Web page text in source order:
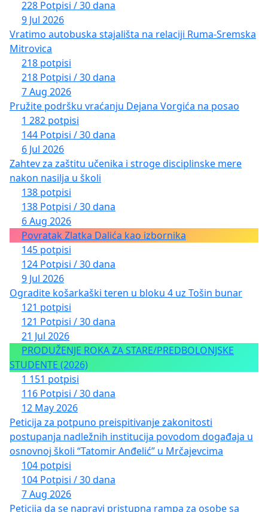
228 Potpisi / 30 dana
9 Jul 2026
Vratimo autobuska stajališta na relaciji Ruma-Sremska
Mitrovica
218 potpisi
218 Potpisi / 30 dana
7 Aug 2026
Pružite podršku vraćanju Dejana Vorgića na posao
1 282 potpisi
144 Potpisi / 30 dana
6 Jul 2026
Zahtev za zaštitu učenika i stroge disciplinske mere
nakon nasilja u školi
138 potpisi
138 Potpisi / 30 dana
6 Aug 2026
Povratak Zlatka Dalića kao izbornika
145 potpisi
124 Potpisi / 30 dana
9 Jul 2026
Ogradite košarkaški teren u bloku 4 uz Tošin bunar
121 potpisi
121 Potpisi / 30 dana
21 Jul 2026
PRODUŽENJE ROKA ZA STARE/PREDBOLONJSKE
STUDENTE (2026)
1 151 potpisi
116 Potpisi / 30 dana
12 May 2026
Peticija za potpuno preispitivanje zakonitosti
postupanja nadležnih institucija povodom događaja u
osnovnoj školi “Tatomir Anđelić” u Mrčajevcima
104 potpisi
104 Potpisi / 30 dana
7 Aug 2026
Peticija da se napravi pristupna rampa za osobe sa